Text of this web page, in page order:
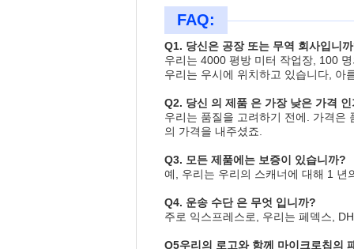
FAQ:
Q1. 당신은 공장 또는 무역 회사입니
우리는 4000 평방 미터 작업장, 100
우리는 우시에 위치하고 있습니다, 아
Q2. 당신 의 제품 은 가장 낮은 가격
우리는 품질을 고려하기 전에. 가격은
의 가격을 내주셨죠.
Q3. 모든 제품에는 보증이 있습니까?
예, 우리는 우리의 스캐너에 대해 1 년
Q4. 운송 수단 은 무엇 입니까?
주로 익스프레스로, 우리는 페덱스,
Q5우리의 로고와 함께 마이크로칩의